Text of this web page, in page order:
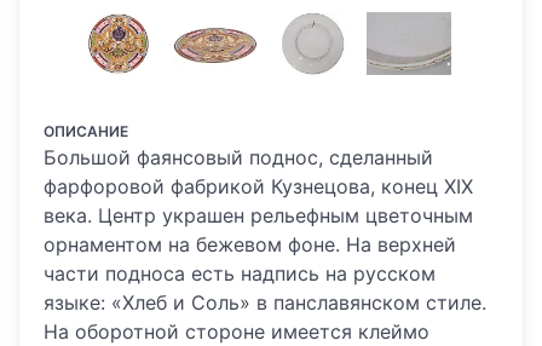
ОПИСАНИЕ
Большой фаянсовый поднос, сделанный
фарфоровой фабрикой Кузнецова, конец XIX
века. Центр украшен рельефным цветочным
орнаментом на бежевом фоне. На верхней
части подноса есть надпись на русском
языке: «Хлеб и Соль» в панславянском стиле.
На оборотной стороне имеется клеймо